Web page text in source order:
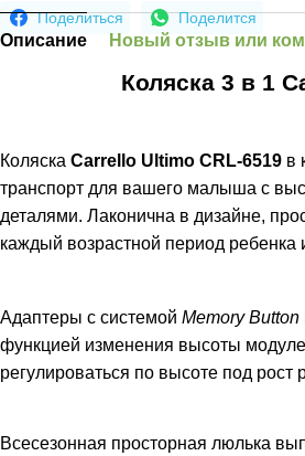
Поделиться Поделится
Описание Новый отзыв или
Коляска 3 в 1
Коляска Carrello Ultimo CRL-6519 в
транспорт для вашего малыша с
деталями. Лаконична в дизайне,
каждый возрастной период ребенка
Адаптеры с системой Memory Button
функцией изменения высоты
регулироваться по высоте под рост
Всесезонная просторная люлька